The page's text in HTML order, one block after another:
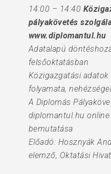
14:00 – 14:40
pályakövetés
www.diplomantul.hu
Adatalapú
felsőoktatásban
Közigazgatási
folyamata,
A Diplomás
diplomantul.hu
bemutatása
Előadó: Hosznyák
elemző, Oktatási